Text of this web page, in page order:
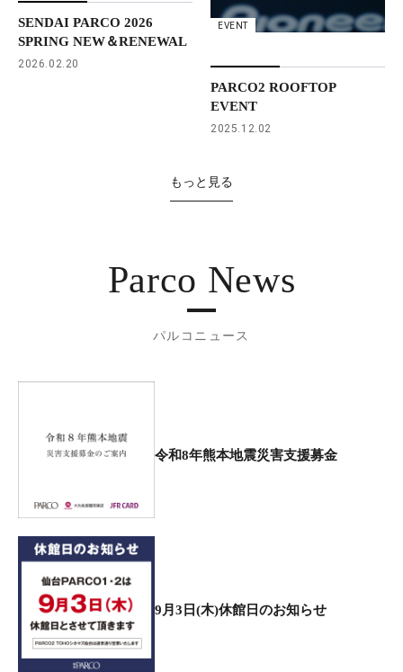
SENDAI PARCO 2026
SPRING NEW＆RENEWAL
2026.02.20
EVENT
PARCO2 ROOFTOP
EVENT
2025.12.02
もっと見る
Parco News
パルコニュース
令和8年熊本地震災害支援募金
9月3日(木)休館日のお知らせ